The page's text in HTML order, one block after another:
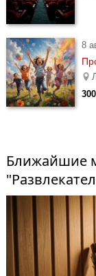
8
Ближайшие